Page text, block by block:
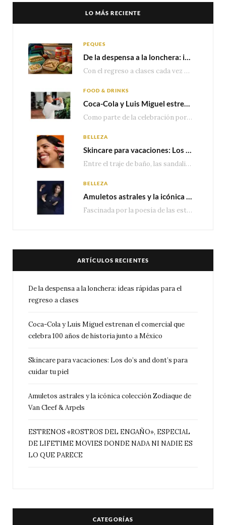
LO MÁS RECIENTE
PEQUES
De la despensa a la lonchera: ideas rápidas para el regreso a clases
Con el regreso a clases cada vez más cerca, las familias comienzan a reorganizar horarios,…
FOOD & DRINKS
Coca-Cola y Luis Miguel estrenan el comercial que celebra 100 años de historia junto a México
Como parte de la celebración por sus primeros 100 años enMéxico, Coca-Cola presenta hoy el…
BELLEZA
Skincare para vacaciones: Los do’s and dont’s para cuidar tu piel
Entre el traje de baño, las sandalias, los lentes de sol y los looks que…
BELLEZA
Amuletos astrales y la icónica colección Zodiaque de Van Cleef & Arpels
Fascinada por la poesía de las estrellas, la Maison Van Cleef & Arpels celebra la llegada de las…
ARTÍCULOS RECIENTES
De la despensa a la lonchera: ideas rápidas para el
regreso a clases
Coca-Cola y Luis Miguel estrenan el comercial que
celebra 100 años de historia junto a México
Skincare para vacaciones: Los do’s and dont’s para
cuidar tu piel
Amuletos astrales y la icónica colección Zodiaque de
Van Cleef & Arpels
ESTRENOS «ROSTROS DEL ENGAÑO», ESPECIAL
DE LIFETIME MOVIES DONDE NADA NI NADIE ES
LO QUE PARECE
CATEGORÍAS